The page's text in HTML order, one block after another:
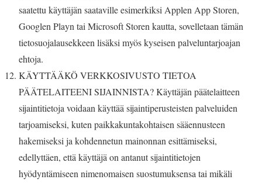
saatettu käyttäjän saataville esimerkiksi Applen App Storen,
Googlen Playn tai Microsoft Storen kautta, sovelletaan tämän
tietosuojalausekkeen lisäksi myös kyseisen palveluntarjoajan
ehtoja.
KÄYTTÄÄKÖ VERKKOSIVUSTO TIETOA
PÄÄTELAITEENI SIJAINNISTA? Käyttäjän päätelaitteen
sijaintitietoja voidaan käyttää sijaintiperusteisten palveluiden
tarjoamiseksi, kuten paikkakuntakohtaisen sääennusteen
hakemiseksi ja kohdennetun mainonnan esittämiseksi,
edellyttäen, että käyttäjä on antanut sijaintitietojen
hyödyntämiseen nimenomaisen suostumuksensa tai mikäli